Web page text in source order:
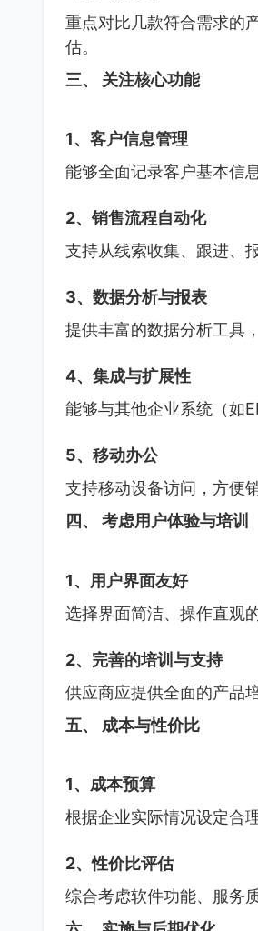
重点对比几款符合需求的
估。
三、 关注核心功能
1、客户信息管理
能够全面记录客户基本信
2、销售流程自动化
支持从线索收集、跟进、
3、数据分析与报表
提供丰富的数据分析工具
4、集成与扩展性
能够与其他企业系统（如
5、移动办公
支持移动设备访问，方便
四、 考虑用户体验与培训
1、用户界面友好
选择界面简洁、操作直观
2、完善的培训与支持
供应商应提供全面的产品
五、 成本与性价比
1、成本预算
根据企业实际情况设定合
2、性价比评估
综合考虑软件功能、服务